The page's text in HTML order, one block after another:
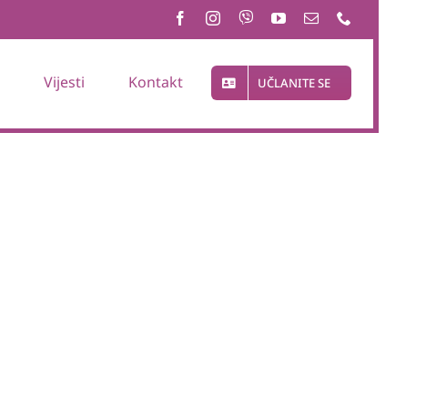
Vijesti Kontakt UČLANITE SE